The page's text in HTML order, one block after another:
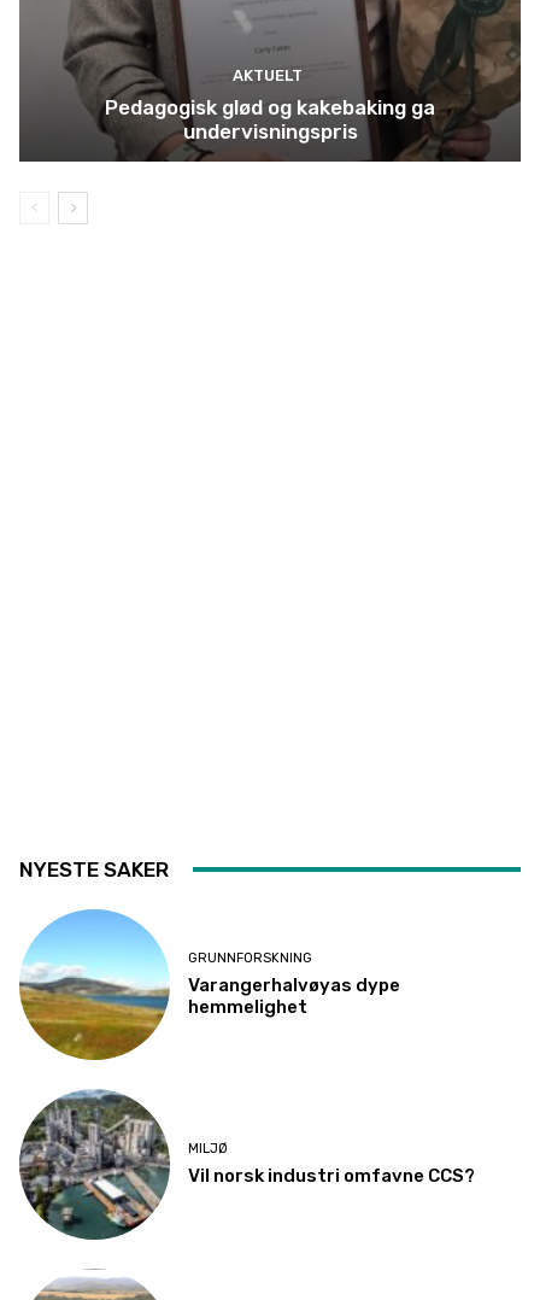
AKTUELT
Pedagogisk glød og kakebaking ga
undervisningspris
NYESTE SAKER
GRUNNFORSKNING
Varangerhalvøyas dype
hemmelighet
MILJØ
Vil norsk industri omfavne CCS?